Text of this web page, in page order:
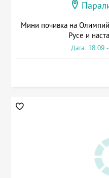
Мини почивка на
Русе и
Дата: 18.09